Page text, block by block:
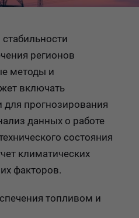
регионов
методы и
включать
для прогнозирования
данных о работе
состояния
климатических
факторов.
топливом и